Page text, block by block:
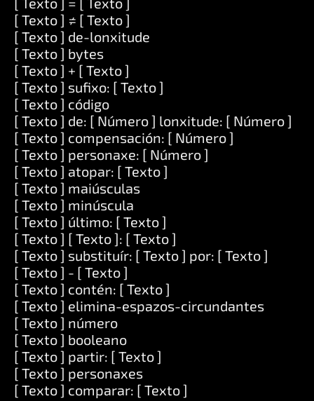
[ Texto ] ≠ [ Texto ]
[ Texto ] de-lonxitude
[ Texto ] bytes
[ Texto ] + [ Texto ]
[ Texto ] sufixo: [ Texto ]
[ Texto ] código
[ Texto ] de: [ Número ] lonxitude: [ Número ]
[ Texto ] compensación: [ Número ]
[ Texto ] personaxe: [ Número ]
[ Texto ] atopar: [ Texto ]
[ Texto ] maiúsculas
[ Texto ] minúscula
[ Texto ] último: [ Texto ]
[ Texto ] [ Texto ]: [ Texto ]
[ Texto ] substituír: [ Texto ] por: [ Texto ]
[ Texto ] - [ Texto ]
[ Texto ] contén: [ Texto ]
[ Texto ] elimina-espazos-circundantes
[ Texto ] número
[ Texto ] booleano
[ Texto ] partir: [ Texto ]
[ Texto ] personaxes
[ Texto ] comparar: [ Texto ]